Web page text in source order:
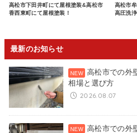
高松市下田井町にて屋根塗装&高松市
香西東町にて屋根塗装！
高松市
高圧洗浄
最新のお知らせ
高松市での外
相場と選び方
2026.08.07
高松市での外